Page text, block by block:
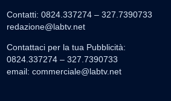
Contatti: 0824.337274 – 327.7390733
redazione@labtv.net
Contattaci per la tua Pubblicità:
0824.337274 – 327.7390733
email: commerciale@labtv.net